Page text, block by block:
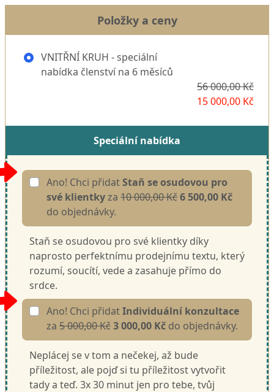
Položky a ceny
VNITŘNÍ KRUH - speciální
nabídka členství na 6 měsíců
56 000,00 Kč
15 000,00 Kč
Speciální nabídka
Ano! Chci přidatStaň se osudovou pro
své klientkyza 10 000,00 Kč6 500,00 Kč
do objednávky.
Staň se osudovou pro své klientky díky
naprosto perfektnímu prodejnímu textu, který
rozumí, soucítí, vede a zasahuje přímo do
srdce.
Ano! Chci přidatIndividuální konzultace
za 5 000,00 Kč3 000,00 Kč do objednávky.
Neplácej se v tom a nečekej, až bude
příležitost, ale pojď si tu příležitost vytvořit
tady a teď. 3x 30 minut jen pro tebe, tvůj